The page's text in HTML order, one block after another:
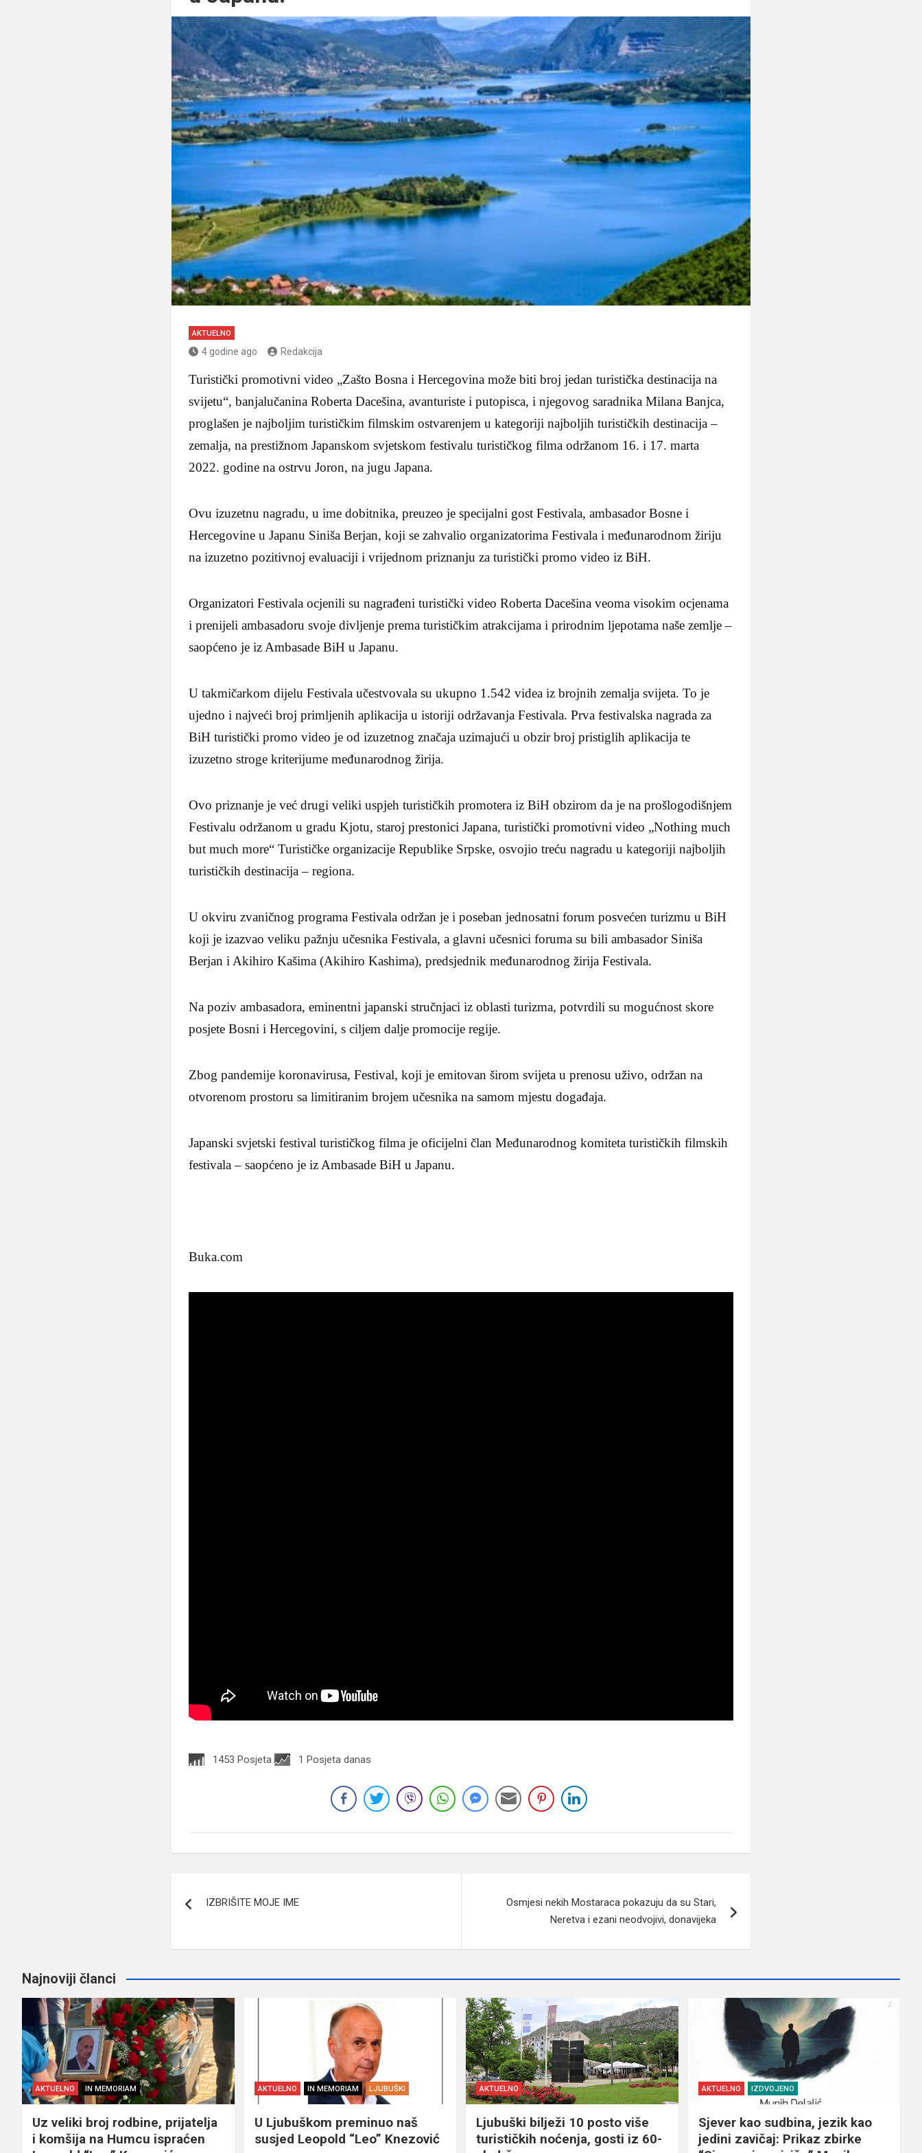
AKTUELNO
4 godine ago Redakcija
Turistički promotivni video „Zašto Bosna i Hercegovina može biti broj jedan turistička destinacija na
svijetu“, banjalučanina Roberta Dacešina, avanturiste i putopisca, i njegovog saradnika Milana Banjca,
proglašen je najboljim turističkim filmskim ostvarenjem u kategoriji najboljih turističkih destinacija –
zemalja, na prestižnom Japanskom svjetskom festivalu turističkog filma održanom 16. i 17. marta
2022. godine na ostrvu Joron, na jugu Japana.
Ovu izuzetnu nagradu, u ime dobitnika, preuzeo je specijalni gost Festivala, ambasador Bosne i
Hercegovine u Japanu Siniša Berjan, koji se zahvalio organizatorima Festivala i međunarodnom žiriju
na izuzetno pozitivnoj evaluaciji i vrijednom priznanju za turistički promo video iz BiH.
Organizatori Festivala ocjenili su nagrađeni turistički video Roberta Dacešina veoma visokim ocjenama
i prenijeli ambasadoru svoje divljenje prema turističkim atrakcijama i prirodnim ljepotama naše zemlje –
saopćeno je iz Ambasade BiH u Japanu.
U takmičarkom dijelu Festivala učestvovala su ukupno 1.542 videa iz brojnih zemalja svijeta. To je
ujedno i najveći broj primljenih aplikacija u istoriji održavanja Festivala. Prva festivalska nagrada za
BiH turistički promo video je od izuzetnog značaja uzimajući u obzir broj pristiglih aplikacija te
izuzetno stroge kriterijume međunarodnog žirija.
Ovo priznanje je već drugi veliki uspjeh turističkih promotera iz BiH obzirom da je na prošlogodišnjem
Festivalu održanom u gradu Kjotu, staroj prestonici Japana, turistički promotivni video „Nothing much
but much more“ Turističke organizacije Republike Srpske, osvojio treću nagradu u kategoriji najboljih
turističkih destinacija – regiona.
U okviru zvaničnog programa Festivala održan je i poseban jednosatni forum posvećen turizmu u BiH
koji je izazvao veliku pažnju učesnika Festivala, a glavni učesnici foruma su bili ambasador Siniša
Berjan i Akihiro Kašima (Akihiro Kashima), predsjednik međunarodnog žirija Festivala.
Na poziv ambasadora, eminentni japanski stručnjaci iz oblasti turizma, potvrdili su mogućnost skore
posjete Bosni i Hercegovini, s ciljem dalje promocije regije.
Zbog pandemije koronavirusa, Festival, koji je emitovan širom svijeta u prenosu uživo, održan na
otvorenom prostoru sa limitiranim brojem učesnika na samom mjestu događaja.
Japanski svjetski festival turističkog filma je oficijelni član Međunarodnog komiteta turističkih filmskih
festivala – saopćeno je iz Ambasade BiH u Japanu.
Buka.com
1453 Posjeta 1 Posjeta danas
članakaIZBRIŠITE MOJE IME
Osmjesi nekih Mostaraca pokazuju da su Stari,
Neretva i ezani neodvojivi, donavijeka
Najnoviji članci
AKTUELNO IN MEMORIAM
Uz veliki broj rodbine, prijatelja
i komšija na Humcu ispraćen
AKTUELNO IN MEMORIAM LJUBUŠKI
U Ljubuškom preminuo naš
susjed Leopold “Leo” Knezović
AKTUELNO
Ljubuški bilježi 10 posto više
turističkih noćenja, gosti iz 60-
AKTUELNO IZDVOJENO
Sjever kao sudbina, jezik kao
jedini zavičaj: Prikaz zbirke